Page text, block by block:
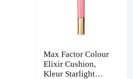
Max Factor Colour
Elixir Cushion,
Kleur Starlight